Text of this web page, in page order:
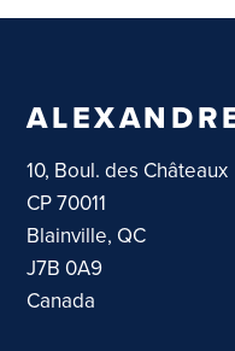
10, Boul. des Châteaux
CP 70011
Blainville, QC
J7B 0A9
Canada